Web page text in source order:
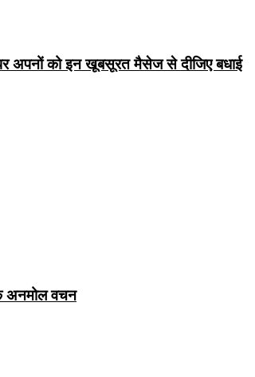
अपनों को इन खूबसूरत मैसेज से दीजिए बधाई
अनमोल वचन